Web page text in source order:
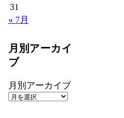
31
« 7月
月別アーカイ
ブ
月別アーカイブ